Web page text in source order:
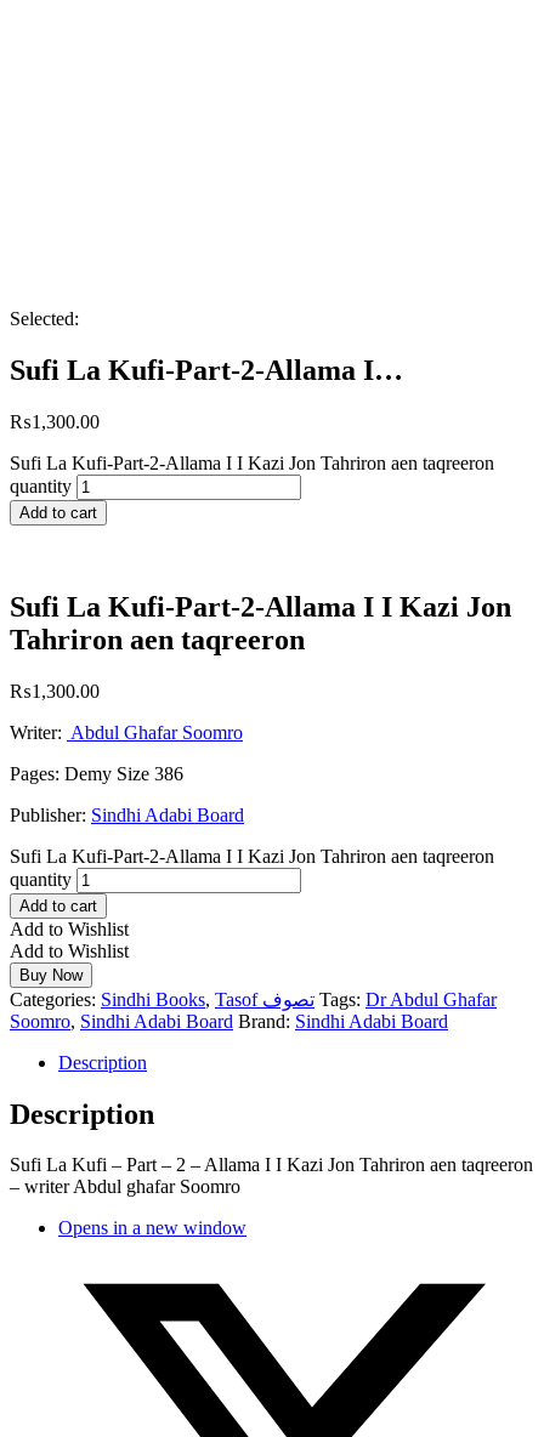
Selected:
Sufi La Kufi-Part-2-Allama I…
₨1,300.00
Sufi La Kufi-Part-2-Allama I I Kazi Jon Tahriron aen taqreeron
quantity
Add to cart
Sufi La Kufi-Part-2-Allama I I Kazi Jon
Tahriron aen taqreeron
₨1,300.00
Writer: Abdul Ghafar Soomro
Pages: Demy Size 386
Publisher: Sindhi Adabi Board
Sufi La Kufi-Part-2-Allama I I Kazi Jon Tahriron aen taqreeron
quantity
Add to cart
Add to Wishlist
Add to Wishlist
Buy Now
Categories: Sindhi Books, Tasof تصوف Tags: Dr Abdul Ghafar
Soomro, Sindhi Adabi Board Brand: Sindhi Adabi Board
Description
Description
Sufi La Kufi – Part – 2 – Allama I I Kazi Jon Tahriron aen taqreeron
– writer Abdul ghafar Soomro
Opens in a new window